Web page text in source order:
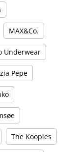
MAX&Co.
Underwear
Pepe
The Kooples